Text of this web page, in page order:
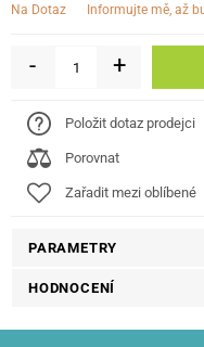
Na Dotaz informujte mě, až
- +
Položit dotaz prodejci
Porovnat
Zařadit mezi oblíbené
PARAMETRY
HODNOCENÍ